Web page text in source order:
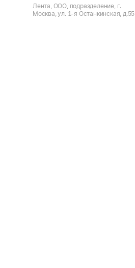
Лента, ООО, подразделение, г.
Москва, ул. 1-я Останкинская, д.55